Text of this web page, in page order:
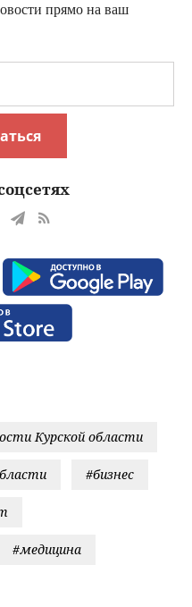
прямо на ваш
Курской области
#бизнес
#медицина